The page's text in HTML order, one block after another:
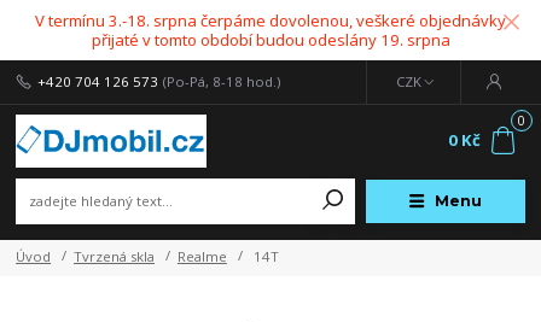
V termínu 3.-18. srpna čerpáme dovolenou, veškeré objednávky
přijaté v tomto období budou odeslány 19. srpna
Menu
CZK
+420 704 126 573 (Po-Pá, 8-18 hod.)
0
0 Kč
Úvod Tvrzená skla Realme 14T